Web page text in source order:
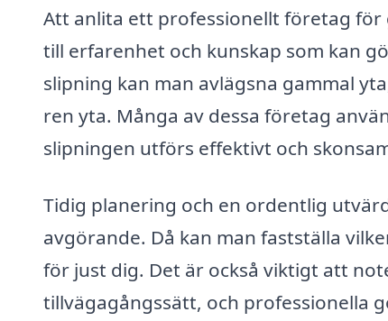
Att anlita ett professionellt företag
till erfarenhet och kunskap som kan
slipning kan man avlägsna gammal
ren yta. Många av dessa företag
slipningen utförs effektivt och
Tidig planering och en ordentlig
avgörande. Då kan man fastställa
för just dig. Det är också viktigt att
tillvägagångssätt, och professionella